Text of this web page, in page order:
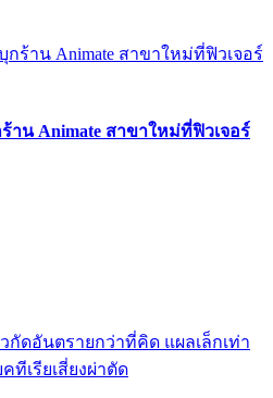
น Animate สาขาใหม่ที่ฟิวเจอร์